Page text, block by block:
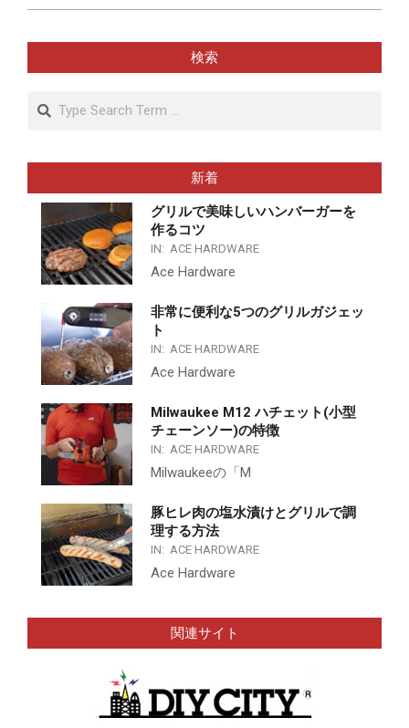
検索
Search
新着
グリルで美味しいハンバーガーを
作るコツ
IN: ACE HARDWARE
Ace Hardware
非常に便利な5つのグリルガジェッ
ト
IN: ACE HARDWARE
Ace Hardware
Milwaukee M12 ハチェット(小型
チェーンソー)の特徴
IN: ACE HARDWARE
Milwaukeeの「M
豚ヒレ肉の塩水漬けとグリルで調
理する方法
IN: ACE HARDWARE
Ace Hardware
関連サイト